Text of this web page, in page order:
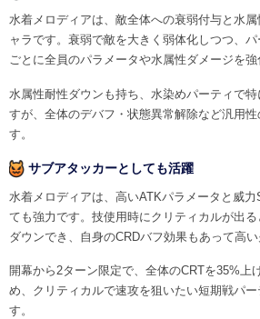
水着メロディアは、敵全体への衰弱付与と水
ャラです。衰弱で敵を大きく弱体化しつつ、
ごとに全員のパラメータや水属性ダメージを強
水属性耐性ダウンも持ち、水染めパーティで
すが、全体のデバフ・状態異常解除など汎用
す。
サブアタッカーとしても活躍
水着メロディアは、高いATKパラメータと威
ても強力です。技使用時にクリティカルが出
ダウンでき、自身のCRDバフ効果もあって高い
開幕から2ターン限定で、全体のCRTを35%上
め、クリティカルで速攻を狙いたい短期戦パ
す。